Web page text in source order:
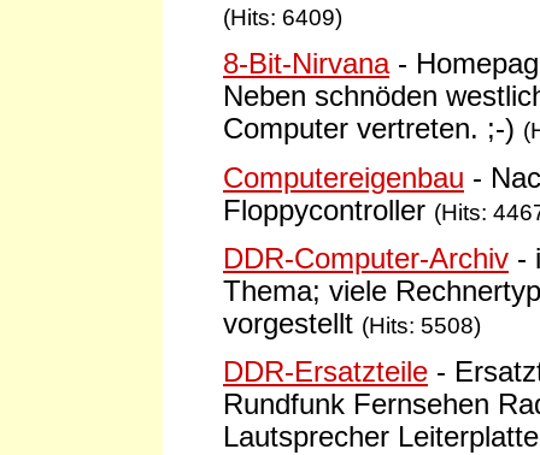
(Hits: 6409)
8-Bit-Nirvana -
Neben schnöden
Computer vertreten. ;-)
Computereigenbau -
Floppycontroller (Hits:
DDR-Computer-Archiv -
Thema; viele
vorgestellt (Hits: 5508)
DDR-Ersatzteile -
Rundfunk Fernsehen
Lautsprecher